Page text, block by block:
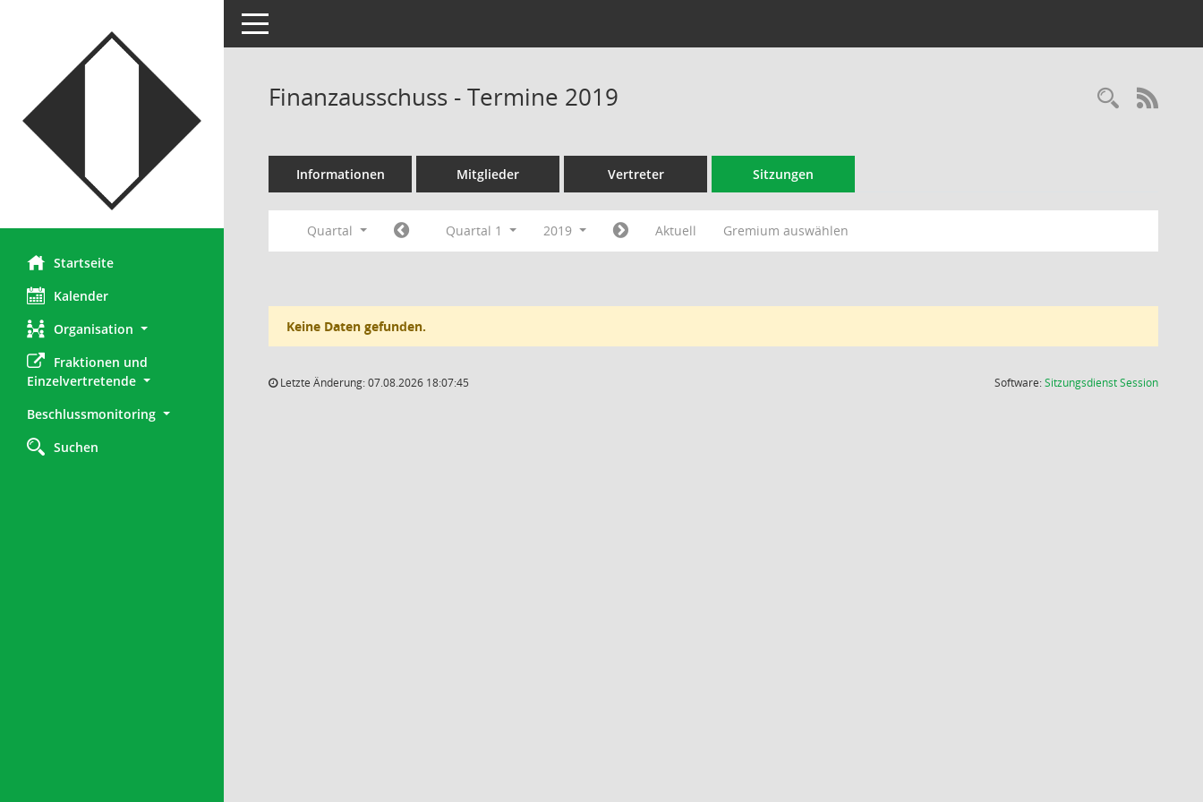
Startseite
Kalender
Organisation
Fraktionen und
Einzelvertretende
Beschlussmonitoring
Suchen
Toggle navigation
Finanzausschuss - Termine 2019
Informationen Mitglieder Vertreter Sitzungen
Quartal Quartal 1 2019 Aktuell Gremium auswählen
Keine Daten gefunden.
Letzte Änderung: 07.08.2026 18:07:45 Software:SitzungsdienstSession(Wird in